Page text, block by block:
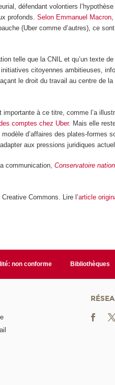
défendant volontiers
profonds.Selon Emmanuel Macron
(Uber comme d’autres), ce
telle que la CNIL et qu’un texte
citoyennes ambitieuses,
le droit du travail au centre de la
à ce titre, comme l’a
comptes chez Uber. Mais elle
d’affaires des plates-formes
aux pressions juridiques
communication,Conservatoire
Commons. Lire l’article
non conforme Bibliothèques